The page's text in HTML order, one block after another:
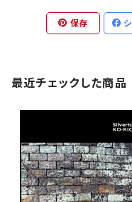
保存
最近チェックした商品